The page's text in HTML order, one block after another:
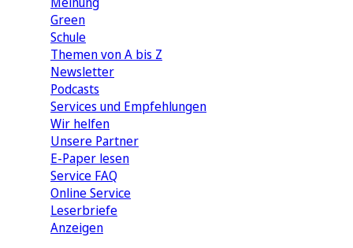
Green
Schule
Themen von A bis Z
Newsletter
Podcasts
Services und Empfehlungen
Wir helfen
Unsere Partner
E-Paper lesen
Service FAQ
Online Service
Leserbriefe
Anzeigen